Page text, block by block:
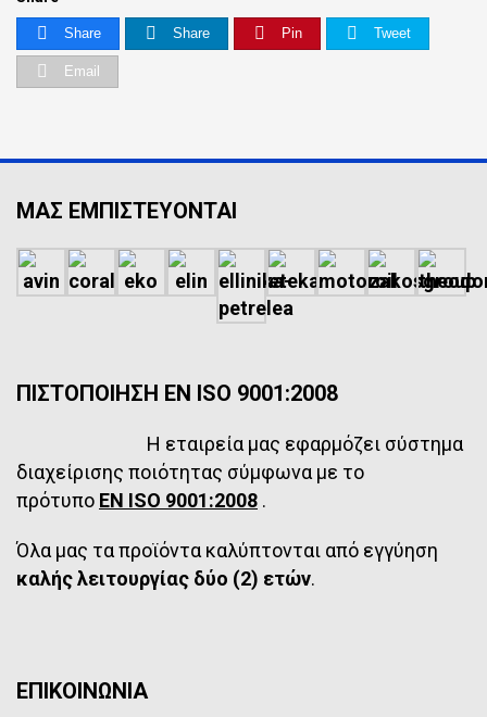
Share Share Pin Tweet
Email
ΜΑΣ ΕΜΠΙΣΤΕΥΟΝΤΑΙ
ΠΙΣΤΟΠΟΙΗΣΗ EN ISO 9001:2008
Η εταιρεία μας εφαρμόζει σύστημα
διαχείρισης ποιότητας σύμφωνα με το
πρότυπο EN ISO 9001:2008 .
Όλα μας τα προϊόντα καλύπτονται από εγγύηση
καλής λειτουργίας δύο (2) ετών.
ΕΠΙΚΟΙΝΩΝΙΑ